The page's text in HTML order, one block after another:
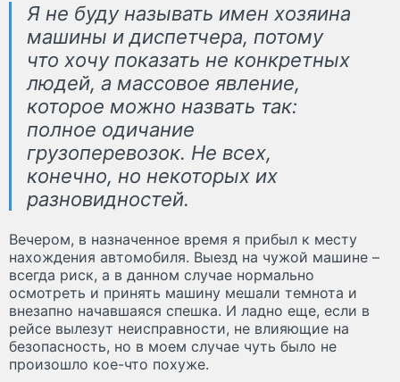
Я не буду называть имен хозяина
машины и диспетчера, потому
что хочу показать не конкретных
людей, а массовое явление,
которое можно назвать так:
полное одичание
грузоперевозок. Не всех,
конечно, но некоторых их
разновидностей.
Вечером, в назначенное время я прибыл к месту
нахождения автомобиля. Выезд на чужой машине –
всегда риск, а в данном случае нормально
осмотреть и принять машину мешали темнота и
внезапно начавшаяся спешка. И ладно еще, если в
рейсе вылезут неисправности, не влияющие на
безопасность, но в моем случае чуть было не
произошло кое-что похуже.